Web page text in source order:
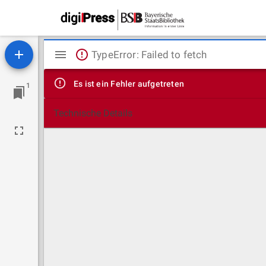
1
Mirador
Viewer
TypeError: Failed to fetch
Es ist ein Fehler aufgetreten
Technische Details